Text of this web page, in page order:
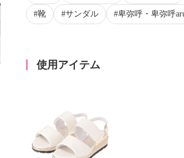
靴 サンダル 卑弥呼・卑弥呼
使用アイテム